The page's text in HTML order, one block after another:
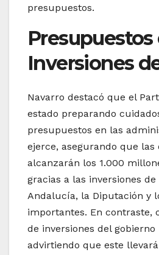
presupuestos.
Presupuestos
Inversiones
Navarro destacó que el
estado preparando
presupuestos en las
ejerce, asegurando que las
alcanzarán los 1.000
gracias a las inversiones
Andalucía, la Diputación y
importantes. En contraste,
de inversiones del gobierno
advirtiendo que este